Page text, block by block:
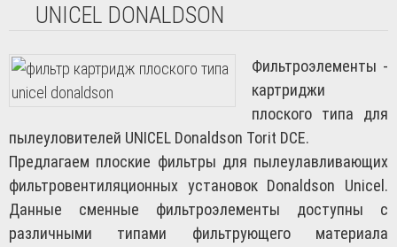
UNICEL DONALDSON
Фильтроэлементы -
картриджи
плоского типа для
пылеуловителей UNICEL Donaldson Torit DCE.
Предлагаем плоские фильтры для пылеулавливающих
фильтровентиляционных установок Donaldson Unicel.
Данные сменные фильтроэлементы доступны с
различными типами фильтрующего материала